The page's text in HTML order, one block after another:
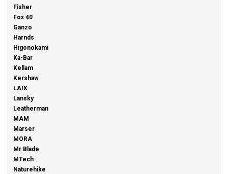
Fisher
Fox 40
Ganzo
Harnds
Higonokami
Ka-Bar
Kellam
Kershaw
LAIX
Lansky
Leatherman
MAM
Marser
MORA
Mr Blade
MTech
Naturehike